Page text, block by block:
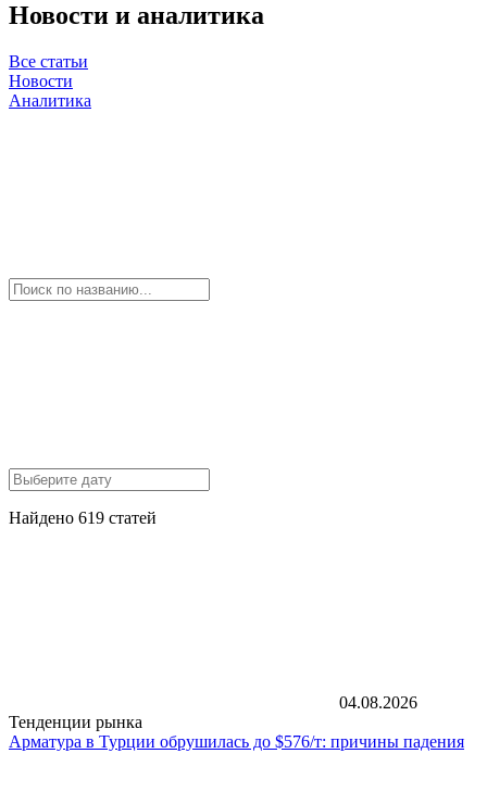
Новости и аналитика
Все статьи
Новости
Аналитика
Найдено 619 статей
04.08.2026
Тенденции рынка
Арматура в Турции обрушилась до $576/т: причины падения